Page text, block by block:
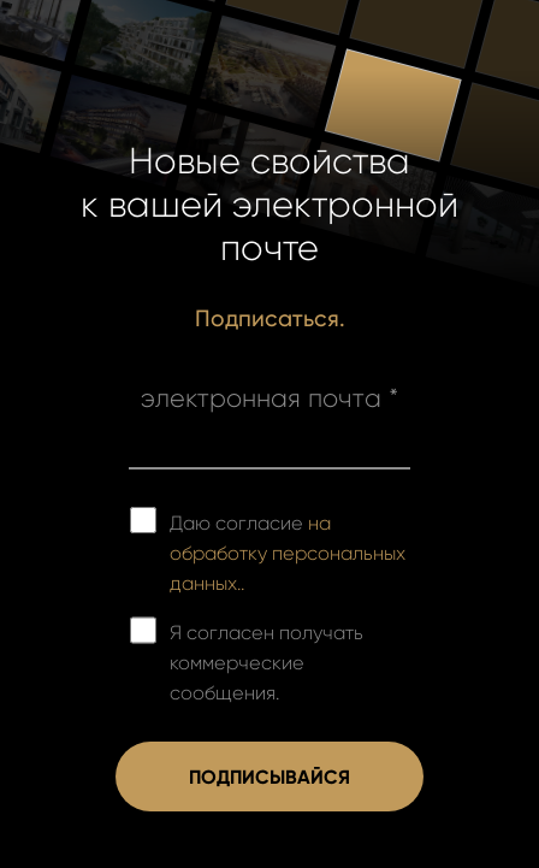
Новые свойства
к вашей электронной
почте
Подписаться.
электронная почта *
Даю согласие на
обработку персональных
данных..
Я согласен получать
коммерческие
сообщения.
ПОДПИСЫВАЙСЯ